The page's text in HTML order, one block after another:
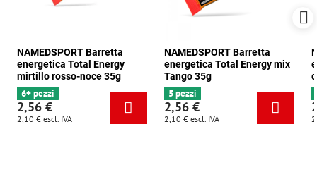
NAMEDSPORT Barretta
energetica Total Energy
mirtillo rosso-noce 35g
6+ pezzi
2,56 €
2,10 € escl. IVA
NAMEDSPORT Barretta
energetica Total Energy mix
Tango 35g
5 pezzi
2,56 €
2,10 € escl. IVA